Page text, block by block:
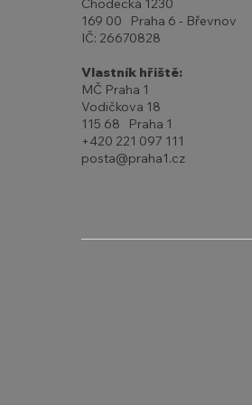
Chodecká 1230
169 00 Praha 6 - Břevnov
IČ: 26670828
Vlastník hřiště:
MČ Praha 1
Vodičkova 18
115 68 Praha 1
+420 221 097 111
posta@praha1.cz